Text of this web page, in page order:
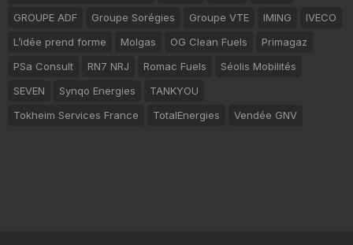
GROUPE ADF
Groupe Sorégies Groupe VTE IMING
IVECO
L’idée prend forme
Molgas OG Clean Fuels
Primagaz
PSa Consult
RN7 NRJ Romac Fuels
Séolis Mobilités
SEVEN
Synqo Energies
TANKYOU
Tokheim Services France
TotalEnergies Vendée GNV